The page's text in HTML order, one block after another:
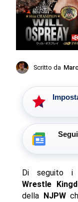
Scritto da
Di seguito i
Wrestle
della
NJPW